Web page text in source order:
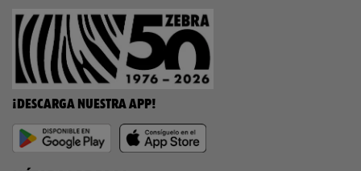
¡DESCARGA NUESTRA APP!